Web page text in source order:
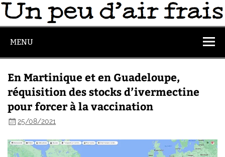
MENU
En Martinique et en Guadeloupe,
réquisition des stocks d’ivermectine
pour forcer à la vaccination
25/08/2021